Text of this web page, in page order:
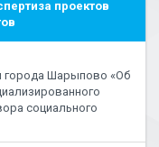
проектов
города Шарыпово «Об
социального